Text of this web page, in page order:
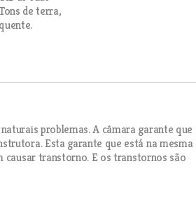
de terra,
problemas. A câmara garante que
Esta garante que está na mesma
causar transtorno. E os transtornos são